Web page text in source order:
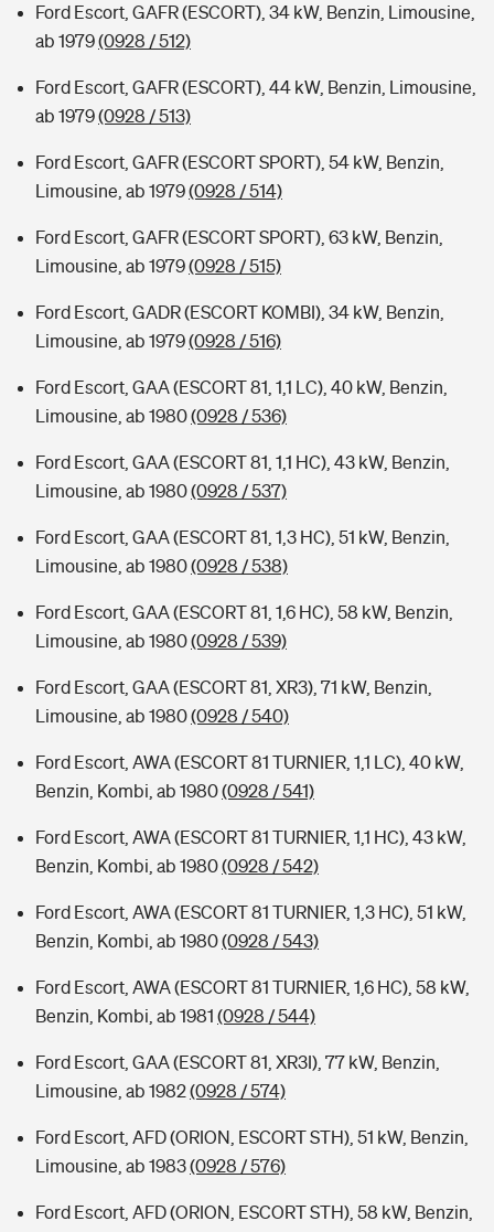
Ford Escort, GAFR (ESCORT), 34 kW, Benzin, Limousine,
ab 1979(0928 / 512)
Ford Escort, GAFR (ESCORT), 44 kW, Benzin, Limousine,
ab 1979(0928 / 513)
Ford Escort, GAFR (ESCORT SPORT), 54 kW, Benzin,
Limousine, ab 1979(0928 / 514)
Ford Escort, GAFR (ESCORT SPORT), 63 kW, Benzin,
Limousine, ab 1979(0928 / 515)
Ford Escort, GADR (ESCORT KOMBI), 34 kW, Benzin,
Limousine, ab 1979(0928 / 516)
Ford Escort, GAA (ESCORT 81, 1,1 LC), 40 kW, Benzin,
Limousine, ab 1980(0928 / 536)
Ford Escort, GAA (ESCORT 81, 1,1 HC), 43 kW, Benzin,
Limousine, ab 1980(0928 / 537)
Ford Escort, GAA (ESCORT 81, 1,3 HC), 51 kW, Benzin,
Limousine, ab 1980(0928 / 538)
Ford Escort, GAA (ESCORT 81, 1,6 HC), 58 kW, Benzin,
Limousine, ab 1980(0928 / 539)
Ford Escort, GAA (ESCORT 81, XR3), 71 kW, Benzin,
Limousine, ab 1980(0928 / 540)
Ford Escort, AWA (ESCORT 81 TURNIER, 1,1 LC), 40 kW,
Benzin, Kombi, ab 1980(0928 / 541)
Ford Escort, AWA (ESCORT 81 TURNIER, 1,1 HC), 43 kW,
Benzin, Kombi, ab 1980(0928 / 542)
Ford Escort, AWA (ESCORT 81 TURNIER, 1,3 HC), 51 kW,
Benzin, Kombi, ab 1980(0928 / 543)
Ford Escort, AWA (ESCORT 81 TURNIER, 1,6 HC), 58 kW,
Benzin, Kombi, ab 1981 (0928 / 544)
Ford Escort, GAA (ESCORT 81, XR3I), 77 kW, Benzin,
Limousine, ab 1982(0928 / 574)
Ford Escort, AFD (ORION, ESCORT STH), 51 kW, Benzin,
Limousine, ab 1983(0928 / 576)
Ford Escort, AFD (ORION, ESCORT STH), 58 kW, Benzin,